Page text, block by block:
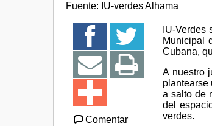
Fuente: IU-verdes Alhama
Comentar
IU-
Municipal
Cubana,
A nuestro
plantearse
a salto de
del
verdes.